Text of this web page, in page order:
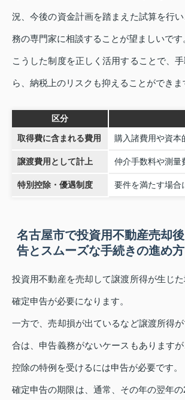
況、今後の資金計画を踏まえた試算を行
務の専門家に相談することが望ましいです
こうした制度を正しく活用することで、
ら、納税上のリスクも抑えることができま
区分
取得費に含まれる費用 購入諸費用や資本
譲渡費用として計上 仲介手数料や測量
特別控除・優遇制度 要件を満たす場合
名古屋市で投資用不動産売却
告とスムーズな手続きの進め方
投資用不動産を売却して譲渡所得が生じ
確定申告が必要になります。
一方で、売却損が出ているなど譲渡所得
合は、申告義務がないケースもあります
控除の特例を受けるには申告が必要です。
確定申告の期限は、通常、その年の翌年